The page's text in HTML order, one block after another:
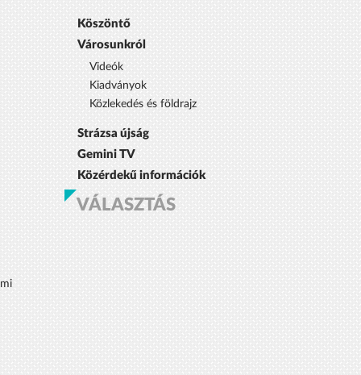
Köszöntő
Városunkról
Videók
Kiadványok
Közlekedés és földrajz
Strázsa újság
Gemini TV
Közérdekű információk
VÁLASZTÁS